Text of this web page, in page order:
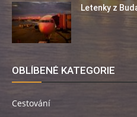
Letenky z
OBLÍBENÉ KATEGORIE
Cestování